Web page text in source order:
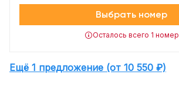
Выбрать номер
Осталось всего 1 номер
Ещё 1 предложение (от 10 550 ₽)